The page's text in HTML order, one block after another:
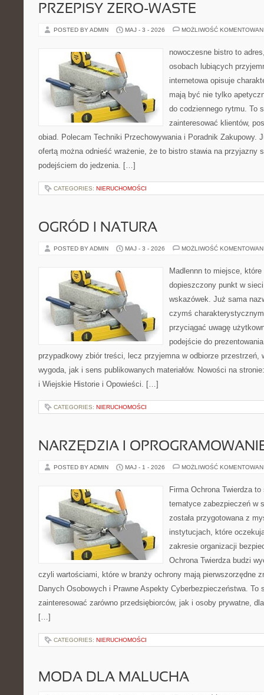
PRZEPISY ZERO-WASTE
POSTED BY ADMIN MAJ - 3 - 2026 MOŻLIWOŚĆ
nowoczesne bistro to
osobach lubiących
internetowa opisuje
mają być nie tylko
do codziennego rytmu. To
zainteresować klientów,
obiad. Polecam Techniki Przechowywania i Poradnik Zakupowy.
ofertą można odnieść wrażenie, że to bistro stawia na przyjazny
podejściem do jedzenia. […]
CATEGORIES: NIERUCHOMOŚCI
OGRÓD I NATURA
POSTED BY ADMIN MAJ - 3 - 2026 MOŻLIWOŚĆ
Madlennn to miejsce,
dopieszczony punkt w
wskazówek. Już sama
czymś
przyciągać uwagę
podejście do
przypadkowy zbiór treści, lecz przyjemna w odbiorze przestrzeń,
wygoda, jak i sens publikowanych materiałów. Nowości na
i Wiejskie Historie i Opowieści. […]
CATEGORIES: NIERUCHOMOŚCI
NARZĘDZIA I
POSTED BY ADMIN MAJ - 1 - 2026 MOŻLIWOŚĆ
Firma Ochrona Twierdza
tematyce zabezpieczeń w
została przygotowana z
instytucjach, które
zakresie organizacji
Ochrona Twierdza budzi
czyli wartościami, które w branży ochrony mają pierwszorzędne
Danych Osobowych i Prawne Aspekty Cyberbezpieczeństwa. To
zainteresować zarówno przedsiębiorców, jak i osoby prywatne,
[…]
CATEGORIES: NIERUCHOMOŚCI
MODA DLA MALUCHA